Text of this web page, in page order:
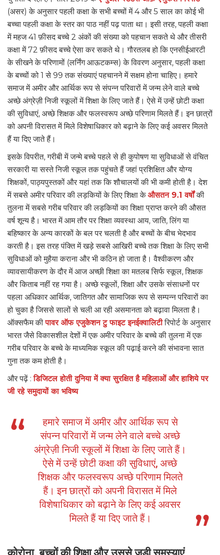
(असर) के अनुसार पहली कक्षा के सभी बच्चों में 4 और 5 साल का कोई भी
बच्चा पहली कक्षा के स्तर का पाठ नहीं पढ़ पाता था। इसी तरह, पहली कक्षा
में महज 41 फ़ीसद बच्चे 2 अंकों की संख्या को पहचान सकते थे और तीसरी
कक्षा में 72 फ़ीसद बच्चे ऐसा कर सकते थे। गौरतलब हो कि एनसीईआरटी
के सीखने के परिणामों (लर्निंग आऊटकम्स) के विवरण अनुसार, पहली कक्षा
के बच्चों को 1 से 99 तक संख्याएं पहचानने में सक्षम होना चाहिए। हमारे
समाज में अमीर और आर्थिक रूप से संपन्न परिवारों में जन्म लेने वाले बच्चे
अच्छे अंग्रेज़ी निजी स्कूलों में शिक्षा के लिए जाते हैं। ऐसे में उन्हें छोटी कक्षा
की सुविधाएं, अच्छे शिक्षक और फलस्वरूप अच्छे परिणाम मिलते हैं। इन छात्रों
को अपनी विरासत में मिले विशेषाधिकार को बढ़ाने के लिए कई अवसर मिलते
हैं या दिए जाते हैं।
इसके विपरीत, गरीबी में जन्मे बच्चे पहले से ही कुपोषण या सुविधाओं से वंचित
सरकारी या सस्ते निजी स्कूल तक पहुंचते हैं जहां प्रशिक्षित और योग्य
शिक्षकों, पाठ्यपुस्तकों और यहां तक कि शौचालयों की भी कमी होती है। देश
में सबसे अमीर परिवार की लड़कियों के लिए शिक्षा केऔसतन 9.1 वर्षों की
तुलना में सबसे गरीब परिवार की लड़कियों का शिक्षा प्राप्त करने की औसत
वर्ष शून्य है। भारत में आम तौर पर शिक्षा व्यवस्था आय, जाति, लिंग या
बहिष्कार के अन्य कारकों के बल पर चलती है और बच्चों के बीच भेदभाव
करती है। इस तरह पंक्ति में खड़े सबसे आखिरी बच्चे तक शिक्षा के लिए सभी
सुविधाओं को मुहैया कराना और भी कठिन हो जाता है। वैश्वीकरण और
व्यावसायीकरण के दौर में आज अच्छी शिक्षा का मतलब सिर्फ स्कूल, शिक्षक
और किताब नहीं रह गया है। अच्छे स्कूलों, शिक्षा और उसके संसाधनों पर
पहला अधिकार आर्थिक, जातिगत और सामाजिक रूप से सम्पन्न परिवारों का
हो चुका है जिससे सालों से चली आ रही असमानता को बढ़ावा मिलता है।
ऑक्सफैम कीपावर ऑफ एजुकेशन टु फाइट इनईक्वालिटीरिपोर्ट के अनुसार
भारत जैसे विकासशील देशों में एक अमीर परिवार के बच्चे की तुलना में एक
गरीब परिवार के बच्चे के माध्यमिक स्कूल की पढ़ाई करने की संभावना सात
गुना तक कम होती है।
और पढ़ें :डिजिटल होती दुनिया में क्या सुरक्षित है महिलाओं और हाशिये पर
जी रहे समुदायों का भविष्य
हमारे समाज में अमीर और आर्थिक रूप से
संपन्न परिवारों में जन्म लेने वाले बच्चे अच्छे
अंग्रेज़ी निजी स्कूलों में शिक्षा के लिए जाते हैं।
ऐसे में उन्हें छोटी कक्षा की सुविधाएं, अच्छे
शिक्षक और फलस्वरूप अच्छे परिणाम मिलते
हैं। इन छात्रों को अपनी विरासत में मिले
विशेषाधिकार को बढ़ाने के लिए कई अवसर
मिलते हैं या दिए जाते हैं।